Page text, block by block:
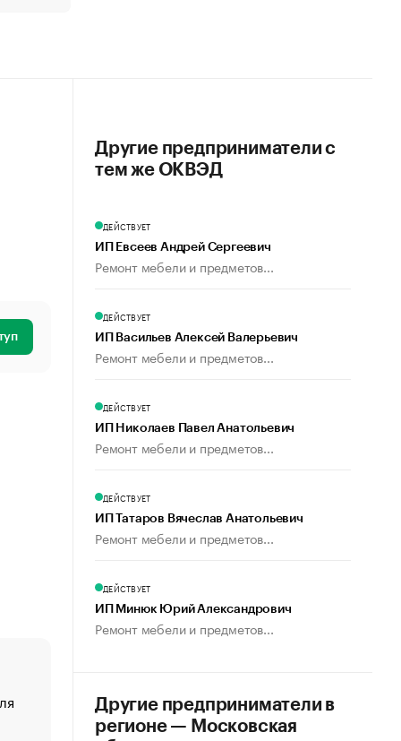
«От спорта тело стареет иначе». Как живет глава
создавшей GTA
Другие предприниматели с
тем же ОКВЭД
ДЕЙСТВУЕТ
ИП Евсеев Андрей Сергеевич
Ремонт мебели и предметов...
ДЕЙСТВУЕТ
ИП Васильев Алексей Валерьевич
Ремонт мебели и предметов...
ДЕЙСТВУЕТ
ИП Николаев Павел Анатольевич
Ремонт мебели и предметов...
ДЕЙСТВУЕТ
ИП Татаров Вячеслав Анатольевич
Ремонт мебели и предметов...
ДЕЙСТВУЕТ
ИП Минюк Юрий Александрович
Ремонт мебели и предметов...
Другие предприниматели в
регионе — Московская